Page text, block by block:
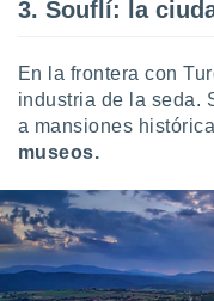
e
mediante
publicidad
de
3. Souflí: la
En la frontera con
industria de la seda.
a mansiones
museos.